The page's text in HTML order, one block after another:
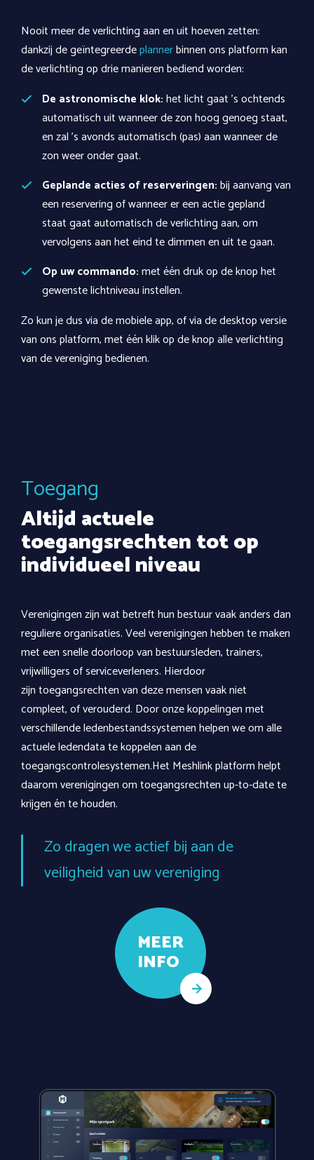
Nooit meer de verlichting aan en uit hoeven zetten:
dankzij de geïntegreerdeplannerbinnen ons platform kan
de verlichting op drie manieren bediend worden:
De astronomische klok:het licht gaat 's ochtends
automatisch uit wanneer de zon hoog genoeg staat,
en zal 's avonds automatisch (pas) aan wanneer de
zon weer onder gaat.
Geplande acties of reserveringen:bij aanvang van
een reservering of wanneer er een actie gepland
staat gaat automatisch de verlichting aan, om
vervolgens aan het eind te dimmen en uit te gaan.
Op uw commando:met één druk op de knop het
gewenste lichtniveau instellen.
Zo kun je dus via de mobiele app, of via de desktop versie
van ons platform, met één klik op de knop alle verlichting
van de vereniging bedienen.
Toegang
Altijd actuele
toegangsrechten tot op
individueel niveau
Verenigingen zijn wat betreft hun bestuur vaak anders dan
reguliere organisaties. Veel verenigingen hebben te maken
met een snelle doorloop van bestuursleden, trainers,
vrijwilligers of serviceverleners. Hierdoor
zijn toegangsrechten van deze mensen vaak niet
compleet, of verouderd. Door onze koppelingen met
verschillende ledenbestandssystemen helpen we om alle
actuele ledendata te koppelen aan de
toegangscontrolesystemen.Het Meshlink platform helpt
daarom verenigingen om toegangsrechten up-to-date te
krijgen én te houden.
Zo dragen we actief bij aan de
veiligheid van uw vereniging
MEER
INFO